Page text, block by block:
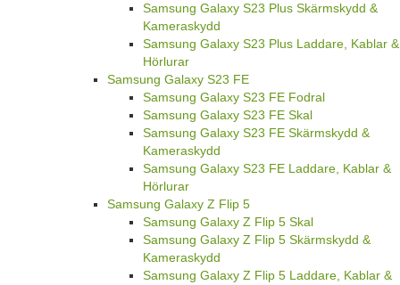
Samsung Galaxy S23 Plus Skärmskydd &
Kameraskydd
Samsung Galaxy S23 Plus Laddare, Kablar &
Hörlurar
Samsung Galaxy S23 FE
Samsung Galaxy S23 FE Fodral
Samsung Galaxy S23 FE Skal
Samsung Galaxy S23 FE Skärmskydd &
Kameraskydd
Samsung Galaxy S23 FE Laddare, Kablar &
Hörlurar
Samsung Galaxy Z Flip 5
Samsung Galaxy Z Flip 5 Skal
Samsung Galaxy Z Flip 5 Skärmskydd &
Kameraskydd
Samsung Galaxy Z Flip 5 Laddare, Kablar &